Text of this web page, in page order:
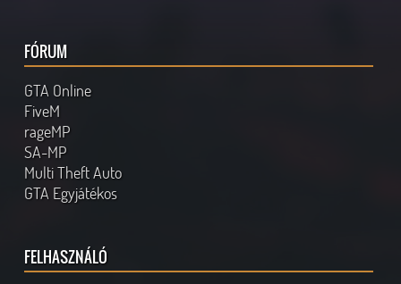
FÓRUM
GTA Online
FiveM
rageMP
SA-MP
Multi Theft Auto
GTA Egyjátékos
FELHASZNÁLÓ